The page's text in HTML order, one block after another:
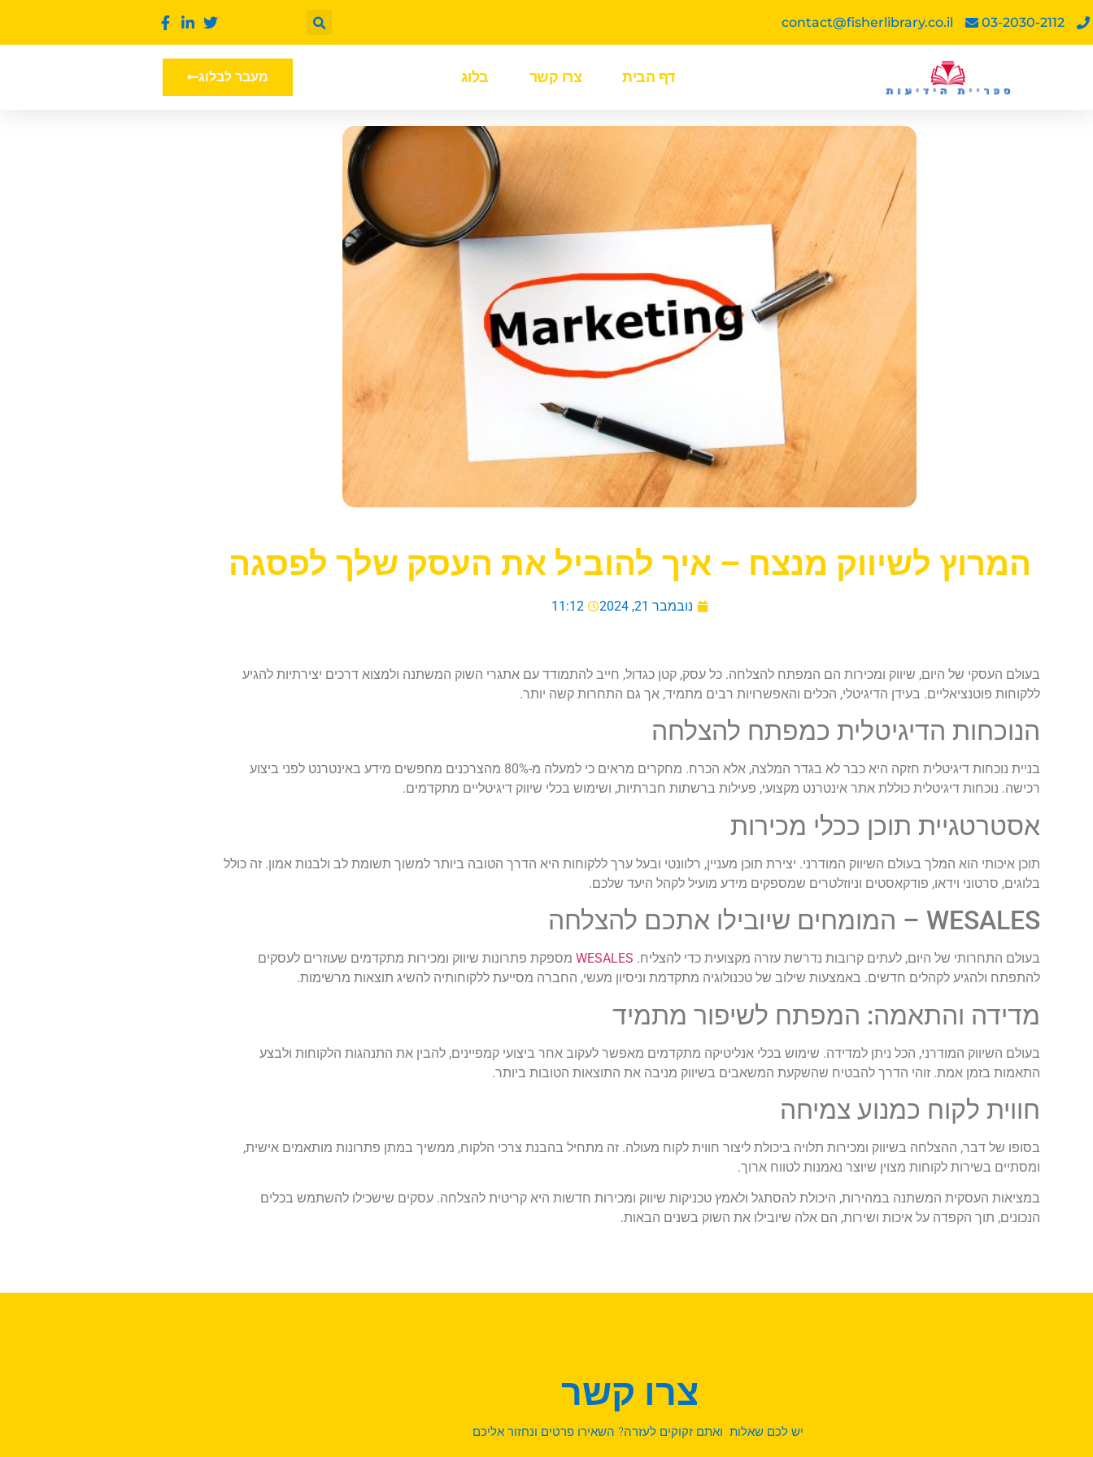
03-2030-2112
contact@fisherlibrary.co.il
דף הבית צרו קשר בלוג מעבר לבלוג
המרוץ לשיווק מנצח – איך להוביל את העסק שלך לפסגה
נובמבר 21, 2024 11:12
בעולם העסקי של היום, שיווק ומכירות הם המפתח להצלחה. כל עסק, קטן כגדול, חייב להתמודד עם אתגרי השוק המשתנה ולמצוא דרכים יצירתיות להגיע
ללקוחות פוטנציאליים. בעידן הדיגיטלי, הכלים והאפשרויות רבים מתמיד, אך גם התחרות קשה יותר.
הנוכחות הדיגיטלית כמפתח להצלחה
בניית נוכחות דיגיטלית חזקה היא כבר לא בגדר המלצה, אלא הכרח. מחקרים מראים כי למעלה מ-80% מהצרכנים מחפשים מידע באינטרנט לפני ביצוע
רכישה. נוכחות דיגיטלית כוללת אתר אינטרנט מקצועי, פעילות ברשתות חברתיות, ושימוש בכלי שיווק דיגיטליים מתקדמים.
אסטרטגיית תוכן ככלי מכירות
תוכן איכותי הוא המלך בעולם השיווק המודרני. יצירת תוכן מעניין, רלוונטי ובעל ערך ללקוחות היא הדרך הטובה ביותר למשוך תשומת לב ולבנות אמון. זה כולל
בלוגים, סרטוני וידאו, פודקאסטים וניוזלטרים שמספקים מידע מועיל לקהל היעד שלכם.
WESALES – המומחים שיובילו אתכם להצלחה
בעולם התחרותי של היום, לעתים קרובות נדרשת עזרה מקצועית כדי להצליח. WESALES מספקת פתרונות שיווק ומכירות מתקדמים שעוזרים לעסקים
להתפתח ולהגיע לקהלים חדשים. באמצעות שילוב של טכנולוגיה מתקדמת וניסיון מעשי, החברה מסייעת ללקוחותיה להשיג תוצאות מרשימות.
מדידה והתאמה: המפתח לשיפור מתמיד
בעולם השיווק המודרני, הכל ניתן למדידה. שימוש בכלי אנליטיקה מתקדמים מאפשר לעקוב אחר ביצועי קמפיינים, להבין את התנהגות הלקוחות ולבצע
התאמות בזמן אמת. זוהי הדרך להבטיח שהשקעת המשאבים בשיווק מניבה את התוצאות הטובות ביותר.
חווית לקוח כמנוע צמיחה
בסופו של דבר, ההצלחה בשיווק ומכירות תלויה ביכולת ליצור חווית לקוח מעולה. זה מתחיל בהבנת צרכי הלקוח, ממשיך במתן פתרונות מותאמים אישית,
ומסתיים בשירות לקוחות מצוין שיוצר נאמנות לטווח ארוך.
במציאות העסקית המשתנה במהירות, היכולת להסתגל ולאמץ טכניקות שיווק ומכירות חדשות היא קריטית להצלחה. עסקים שישכילו להשתמש בכלים
הנכונים, תוך הקפדה על איכות ושירות, הם אלה שיובילו את השוק בשנים הבאות.
צרו קשר
יש לכם שאלות ואתם זקוקים לעזרה? השאירו פרטים ונחזור אליכם